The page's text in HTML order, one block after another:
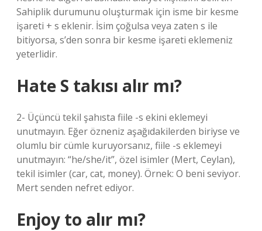
Sahiplik durumunu oluşturmak için isme bir kesme
işareti + s eklenir. İsim çoğulsa veya zaten s ile
bitiyorsa, s’den sonra bir kesme işareti eklemeniz
yeterlidir.
Hate S takısı alır mı?
2- Üçüncü tekil şahısta fiile -s ekini eklemeyi
unutmayın. Eğer özneniz aşağıdakilerden biriyse ve
olumlu bir cümle kuruyorsanız, fiile -s eklemeyi
unutmayın: “he/she/it”, özel isimler (Mert, Ceylan),
tekil isimler (car, cat, money). Örnek: O beni seviyor.
Mert senden nefret ediyor.
Enjoy to alır mı?